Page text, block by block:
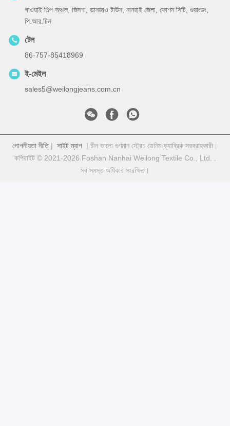
গাওহাই শিল্প অঞ্চল, জিনশা, ডানজাও টাউন, নানহাই জেলা, ফোশন সিটি, গুয়াংডং,
পি.আর.চিন
টেল
86-757-85418969
ই-মেইল
sales5@weilongjeans.com.cn
গোপনীয়তা নীতি| সাইট ম্যাপ | চীন ভালো গুণমান স্ট্রেচ ডেনিম ফ্যাব্রিক সরবরাহকারী।
কপিরাইট © 2021-2026 Foshan Nanhai Weilong Textile Co., Ltd. .
সব সমস্ত অধিকার সংরক্ষিত।